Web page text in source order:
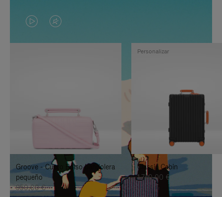
EL
VÍDEO
PULSE
PAUSARLO.
EL
SONIDO
DESACTIVADO:
PULSE
PARA
ACTIVARLO.
Groove - Cuero Bolso bandolera
pequeño
950,00 €
Classic Cabin
1.740,00 €
Personalizar